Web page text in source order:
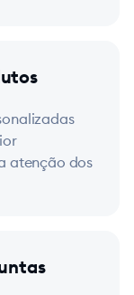
atenção dos